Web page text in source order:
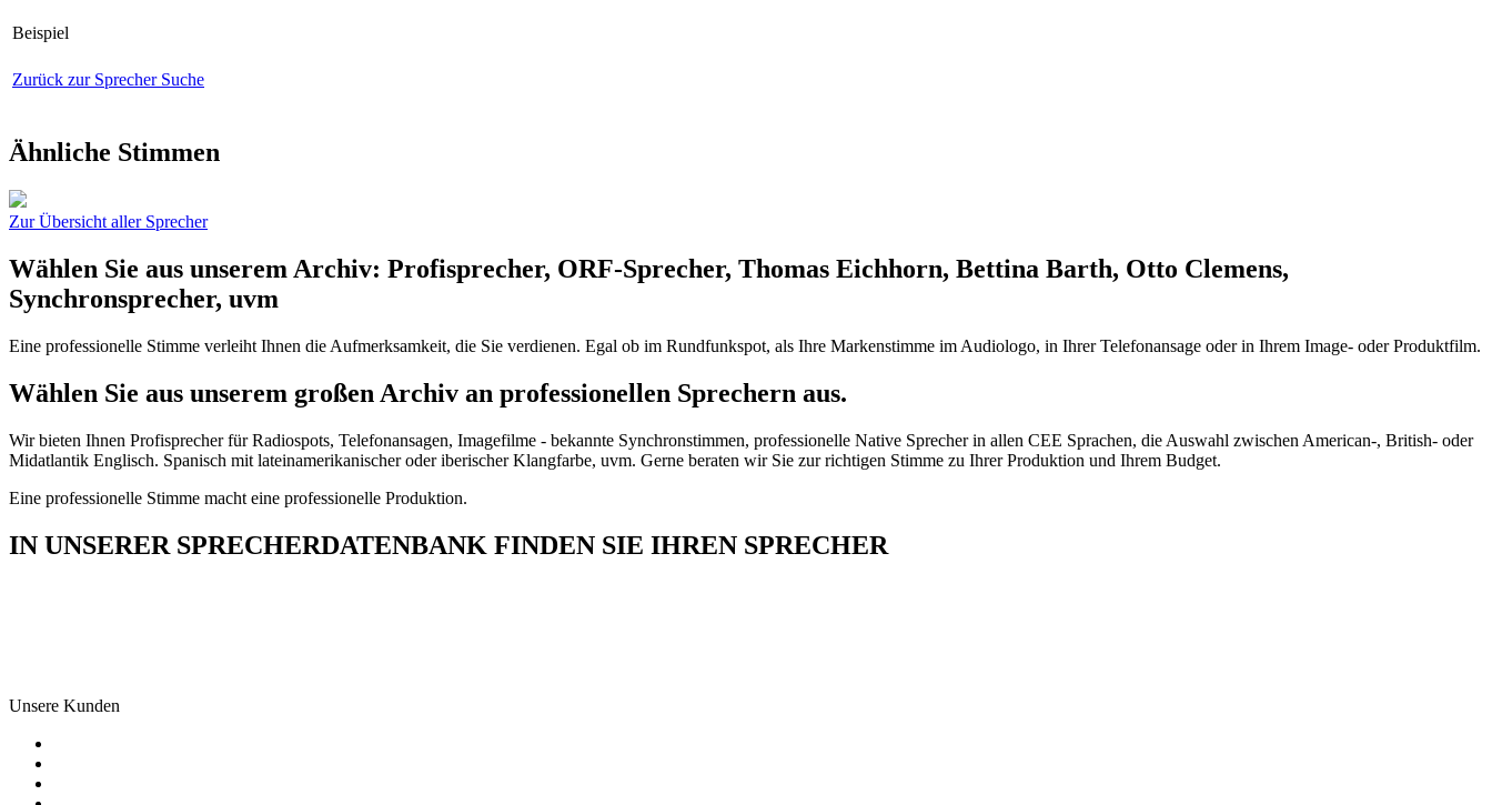
Beispiel
Zurück zur Sprecher Suche
Ähnliche Stimmen
Zur Übersicht aller Sprecher
Wählen Sie aus unserem Archiv: Profisprecher, ORF-Sprecher, Thomas Eichhorn, Bettina Barth, Otto Clemens,
Synchronsprecher, uvm
Eine professionelle Stimme verleiht Ihnen die Aufmerksamkeit, die Sie verdienen. Egal ob im Rundfunkspot, als Ihre Markenstimme im Audiologo, in Ihrer Telefonansage oder in Ihrem Image- oder Produktfilm.
Wählen Sie aus unserem großen Archiv an professionellen Sprechern aus.
Wir bieten Ihnen Profisprecher für Radiospots, Telefonansagen, Imagefilme - bekannte Synchronstimmen, professionelle Native Sprecher in allen CEE Sprachen, die Auswahl zwischen American-, British- oder
Midatlantik Englisch. Spanisch mit lateinamerikanischer oder iberischer Klangfarbe, uvm. Gerne beraten wir Sie zur richtigen Stimme zu Ihrer Produktion und Ihrem Budget.
Eine professionelle Stimme macht eine professionelle Produktion.
IN UNSERER SPRECHERDATENBANK FINDEN SIE IHREN SPRECHER
Unsere Kunden